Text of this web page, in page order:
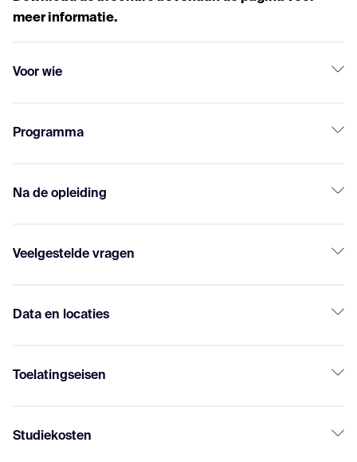
meer informatie.
Voor wie
Programma
Na de opleiding
Veelgestelde vragen
Data en locaties
Toelatingseisen
Studiekosten